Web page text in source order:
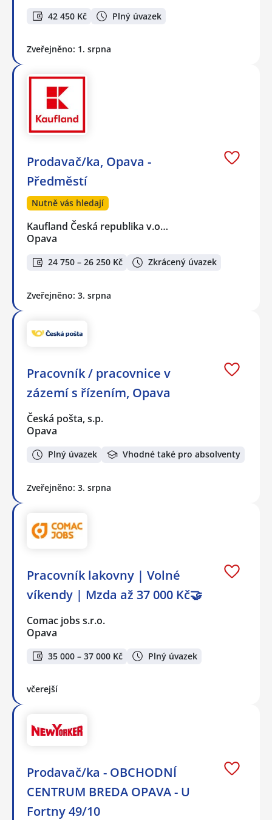
42 450 Kč Plný úvazek
Zveřejněno: 1. srpna
Prodavač/ka, Opava -
Předměstí
Nutně vás hledají
Kaufland Česká republika v.o…
Opava
24 750 – 26 250 Kč Zkrácený úvazek
Zveřejněno: 3. srpna
Pracovník / pracovnice v
zázemí s řízením, Opava
Česká pošta, s.p.
Opava
Plný úvazek Vhodné také pro absolventy
Zveřejněno: 3. srpna
Pracovník lakovny | Volné
víkendy | Mzda až 37 000 Kč🤝
Comac jobs s.r.o.
Opava
35 000 – 37 000 Kč Plný úvazek
včerejší
Prodavač/ka - OBCHODNÍ
CENTRUM BREDA OPAVA - U
Fortny 49/10